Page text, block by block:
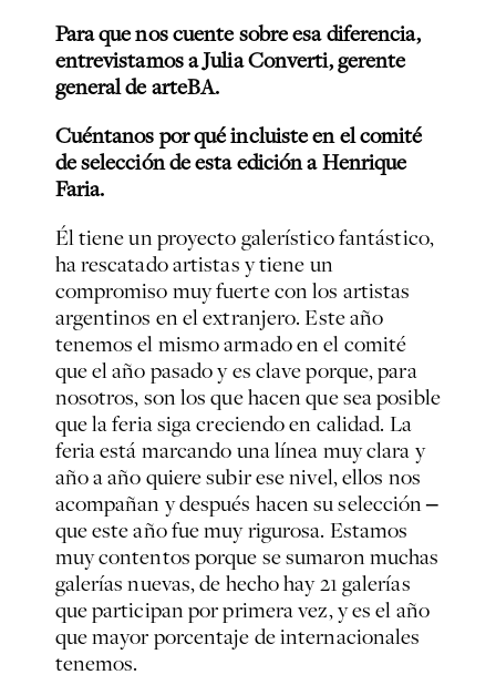
Para que nos cuente sobre esa diferencia,
entrevistamos a Julia Converti, gerente
general de arteBA.
Cuéntanos por qué incluiste en el comité
de selección de esta edición a Henrique
Faria.
Él tiene un proyecto galerístico fantástico,
ha rescatado artistas y tiene un
compromiso muy fuerte con los artistas
argentinos en el extranjero. Este año
tenemos el mismo armado en el comité
que el año pasado y es clave porque, para
nosotros, son los que hacen que sea posible
que la feria siga creciendo en calidad. La
feria está marcando una línea muy clara y
año a año quiere subir ese nivel, ellos nos
acompañan y después hacen su selección‒
que este año fue muy rigurosa. Estamos
muy contentos porque se sumaron muchas
galerías nuevas, de hecho hay 21 galerías
que participan por primera vez, y es el año
que mayor porcentaje de internacionales
tenemos.